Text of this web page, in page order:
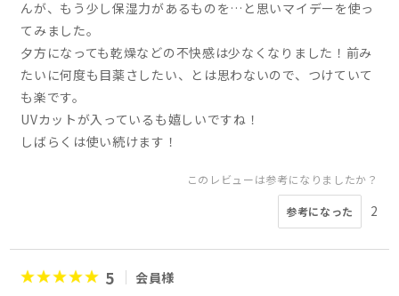
んが、もう少し保湿力があるものを…と思いマイデーを使っ
てみました。
夕方になっても乾燥などの不快感は少なくなりました！前み
たいに何度も目薬さしたい、とは思わないので、つけていて
も楽です。
UVカットが入っているも嬉しいですね！
しばらくは使い続けます！
このレビューは参考になりましたか？
参考になった 2
5
会員様